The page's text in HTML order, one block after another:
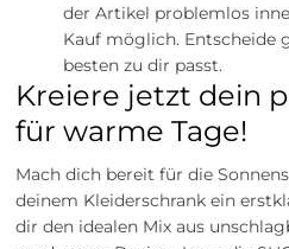
der Artikel problemlos
Kauf möglich. Entscheide
besten zu dir passt.
Kreiere jetzt dein
für warme Tage!
Mach dich bereit für die
deinem Kleiderschrank ein
dir den idealen Mix aus